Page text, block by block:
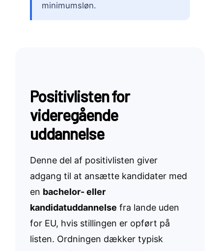
minimumsløn.
Positivlisten for
videregående
uddannelse
Denne del af positivlisten giver
adgang til at ansætte kandidater med
en bachelor- eller
kandidatuddannelse fra lande uden
for EU, hvis stillingen er opført på
listen. Ordningen dækker typisk